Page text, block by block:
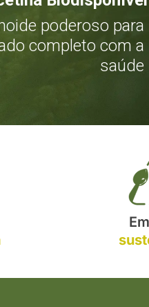
poderoso para
completo com a
saúde